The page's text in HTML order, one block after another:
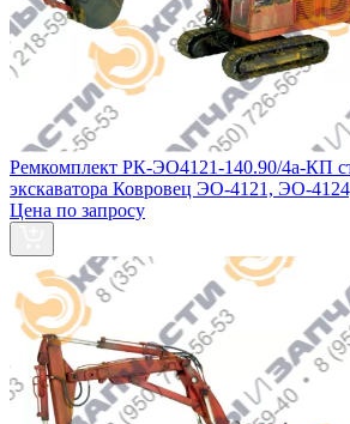
Ремкомплект РК-ЭО4121-140.90/4а-КП
экскаватора Ковровец ЭО‑4121,
Цена по запросу